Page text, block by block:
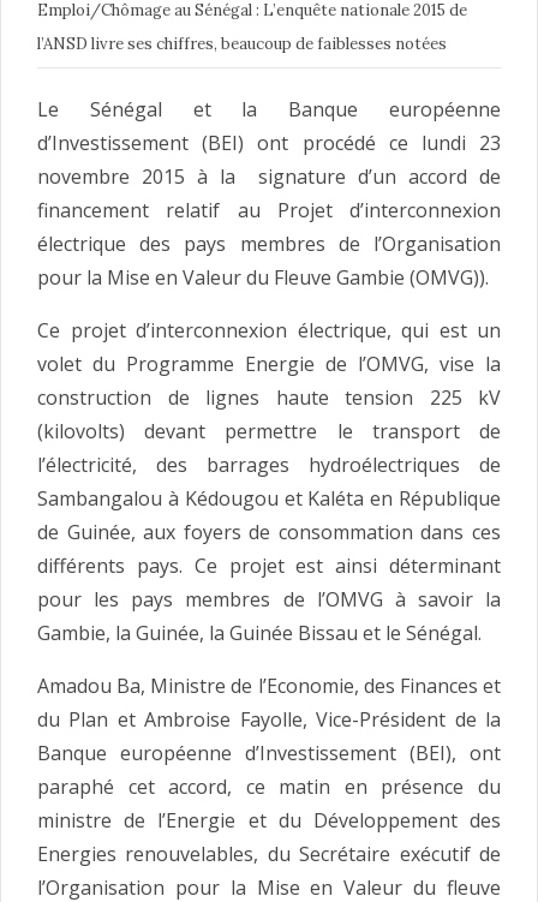
Emploi/Chômage au Sénégal : L’enquête nationale 2015 de
l’ANSD livre ses chiffres, beaucoup de faiblesses notées
Le Sénégal et la Banque européenne
d’Investissement (BEI) ont procédé ce lundi 23
novembre 2015 à la signature d’un accord de
financement relatif au Projet d’interconnexion
électrique des pays membres de l’Organisation
pour la Mise en Valeur du Fleuve Gambie (OMVG)).
Ce projet d’interconnexion électrique, qui est un
volet du Programme Energie de l’OMVG, vise la
construction de lignes haute tension 225 kV
(kilovolts) devant permettre le transport de
l’électricité, des barrages hydroélectriques de
Sambangalou à Kédougou et Kaléta en République
de Guinée, aux foyers de consommation dans ces
différents pays. Ce projet est ainsi déterminant
pour les pays membres de l’OMVG à savoir la
Gambie, la Guinée, la Guinée Bissau et le Sénégal.
Amadou Ba, Ministre de l’Economie, des Finances et
du Plan et Ambroise Fayolle, Vice-Président de la
Banque européenne d’Investissement (BEI), ont
paraphé cet accord, ce matin en présence du
ministre de l’Energie et du Développement des
Energies renouvelables, du Secrétaire exécutif de
l’Organisation pour la Mise en Valeur du fleuve